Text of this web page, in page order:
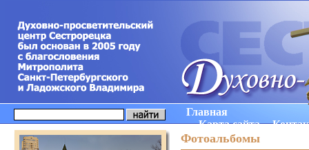
Главная
Карта сайта
Фотоальбомы